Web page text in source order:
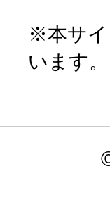
※本サイ
います。